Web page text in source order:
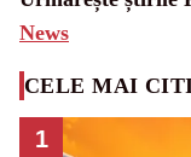
News
CELE MAI
1